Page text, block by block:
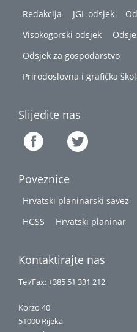
Redakcija
JGL odsjek
Visokogorski odsjek
Odsjek za gospodarstvo
Prirodoslovna i grafička
Slijedite nas
Poveznice
Hrvatski planinarski savez
HGSS
Hrvatski planinar
Kontaktirajte nas
Tel/Fax: +385 51 331 212
Korzo 40
51000 Rijeka